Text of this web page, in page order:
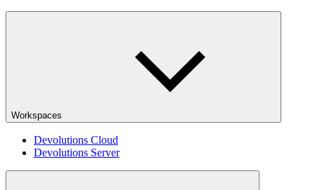
Workspaces
Devolutions Cloud
Devolutions Server